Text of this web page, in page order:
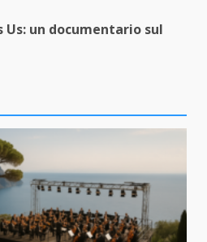
un documentario sul